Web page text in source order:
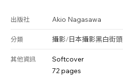
出版社 Akio Nagasawa
分類 攝影/日本攝影黑白街頭
其他資訊
Softcover
72 pages